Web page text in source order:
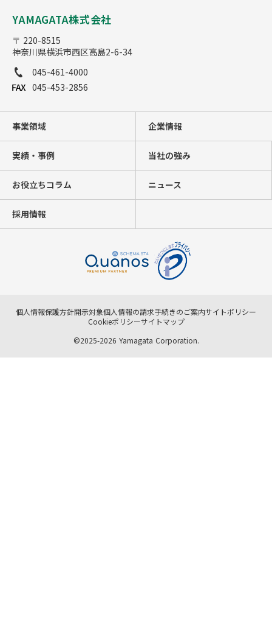
YAMAGATA株式会社
〒 220-8515
神奈川県横浜市西区高島2-6-34
045-461-4000
045-453-2856
事業領域 企業情報
実績・事例 当社の強み
お役立ちコラム ニュース
採用情報
個人情報保護方針開示対象個人情報の請求手続きのご案内サイトポリシー
Cookieポリシーサイトマップ
©2025-2026 Yamagata Corporation.